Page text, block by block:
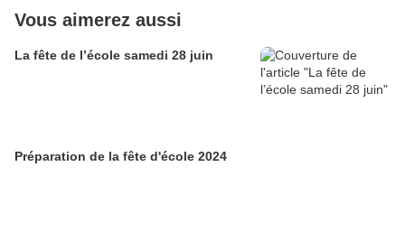
Vous aimerez aussi
La fête de l’école samedi 28 juin
Préparation de la fête d'école 2024